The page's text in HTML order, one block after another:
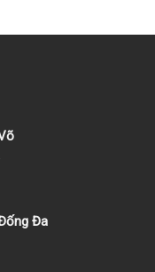
Đa